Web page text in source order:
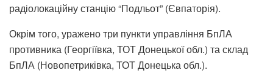
радіолокаційну станцію “Подльот” (Євпаторія).
Окрім того, уражено три пункти управління БпЛА
противника (Георгіївка, ТОТ Донецької обл.) та склад
БпЛА (Новопетриківка, ТОТ Донецька обл.).